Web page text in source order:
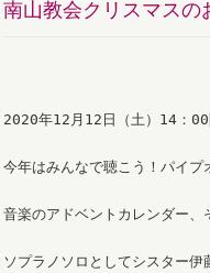
南山教会クリスマス
2020年12月12日（土）14：
今年はみんなで聴こう！パイ
音楽のアドベントカレンダー、
ソプラノソロとしてシスター